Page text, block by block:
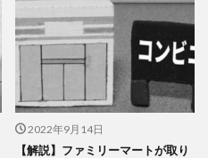
2022年9月14日
【解説】ファミリーマートが取り